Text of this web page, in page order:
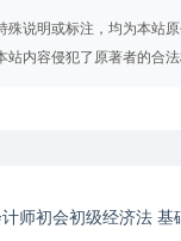
殊说明或标注，均为本站
内容侵犯了原著者的合
师初会初级经济法 基